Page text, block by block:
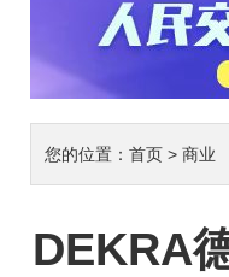
您的位置： 首页 > 商业
DEKRA